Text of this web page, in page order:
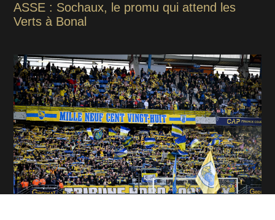
ASSE : Sochaux, le promu qui attend les
Verts à Bonal